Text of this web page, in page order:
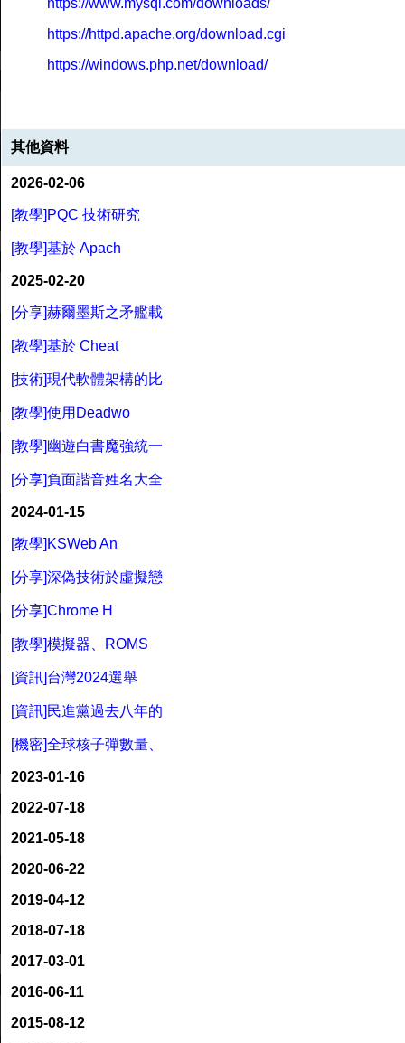
https://www.mysql.com/downloads/
https://httpd.apache.org/download.cgi
https://windows.php.net/download/
其他資料
2026-02-06
[教學]PQC 技術研究
[教學]基於 Apach
2025-02-20
[分享]赫爾墨斯之矛艦載
[教學]基於 Cheat
[技術]現代軟體架構的比
[教學]使用Deadwo
[教學]幽遊白書魔強統一
[分享]負面諧音姓名大全
2024-01-15
[教學]KSWeb An
[分享]深偽技術於虛擬戀
[分享]Chrome H
[教學]模擬器、ROMS
[資訊]台灣2024選舉
[資訊]民進黨過去八年的
[機密]全球核子彈數量、
2023-01-16
2022-07-18
2021-05-18
2020-06-22
2019-04-12
2018-07-18
2017-03-01
2016-06-11
2015-08-12